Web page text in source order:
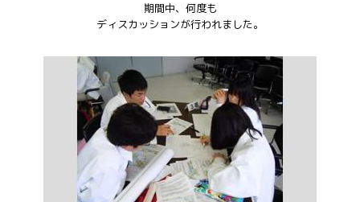
期間中、何度も
ディスカッションが行われました。